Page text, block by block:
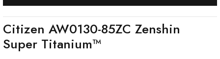
Citizen AW0130-85ZC Zenshin
Super Titanium™